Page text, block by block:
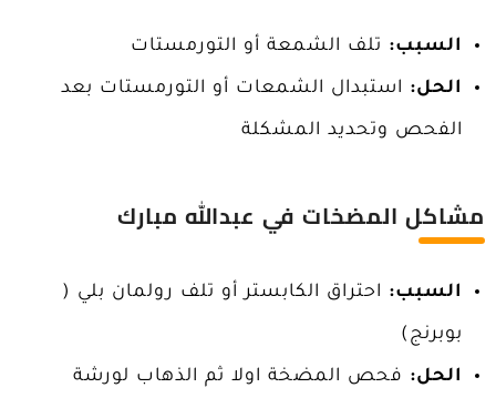
السبب: تلف الشمعة أو التورمستات
الحل: استبدال الشمعات أو التورمستات بعد
الفحص وتحديد المشكلة
مشاكل المضخات في عبدالله مبارك
السبب: احتراق الكابستر أو تلف رولمان بلي (
بوبرنج)
الحل: فحص المضخة اولا ثم الذهاب لورشة